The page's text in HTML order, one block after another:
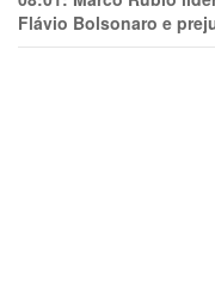
Flávio Bolsonaro e